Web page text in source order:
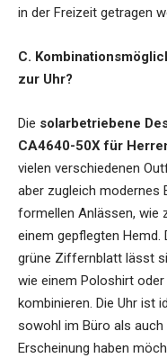
in der Freizeit getragen
C.
zur Uhr?
Die solarbetriebene
CA4640-50X für
vielen verschiedenen
aber zugleich modernes
formellen Anlässen, wie
einem gepflegten Hemd.
grüne Ziffernblatt lässt
wie einem Poloshirt
kombinieren. Die Uhr ist
sowohl im Büro als
Erscheinung haben